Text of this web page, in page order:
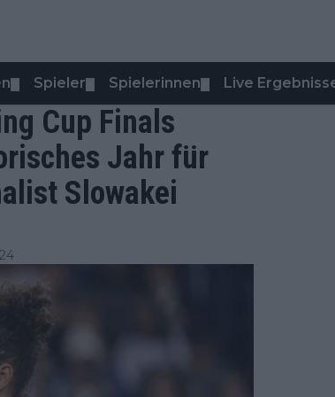
Spieler Spielerinnen Live
Cup Finals
Jahr für
Slowakei